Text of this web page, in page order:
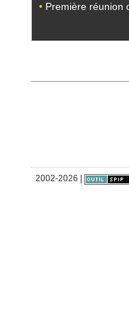
• Première réunion
2002-2026 |